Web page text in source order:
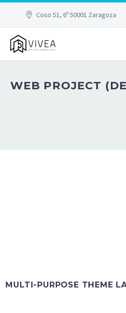
Coso 51, 6º 50001 Zaragoza
WEB PROJECT
MULTI-PURPOSE THEME